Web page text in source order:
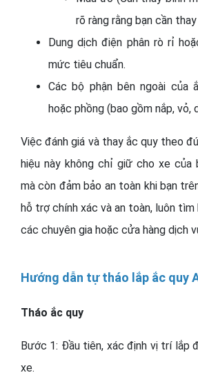
rõ ràng rằng bạn cần
Dung dịch điện phân rò rỉ
mức tiêu chuẩn.
Các bộ phận bên ngoài của
hoặc phồng (bao gồm nắp, vỏ,
Việc đánh giá và thay ắc quy theo
hiệu này không chỉ giữ cho xe
mà còn đảm bảo an toàn khi bạn
hỗ trợ chính xác và an toàn, luôn
các chuyên gia hoặc cửa hàng dịch
Hướng dẫn tự tháo lắp ắc quy
Tháo ắc quy
Bước 1: Đầu tiên, xác định vị trí lắp
xe.